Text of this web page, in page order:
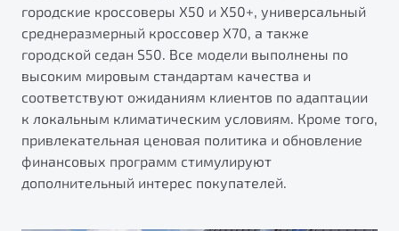
городские кроссоверы X50 и X50+, универсальный
среднеразмерный кроссовер X70, а также
городской седан S50. Все модели выполнены по
высоким мировым стандартам качества и
соответствуют ожиданиям клиентов по адаптации
к локальным климатическим условиям. Кроме того,
привлекательная ценовая политика и обновление
финансовых программ стимулируют
дополнительный интерес покупателей.